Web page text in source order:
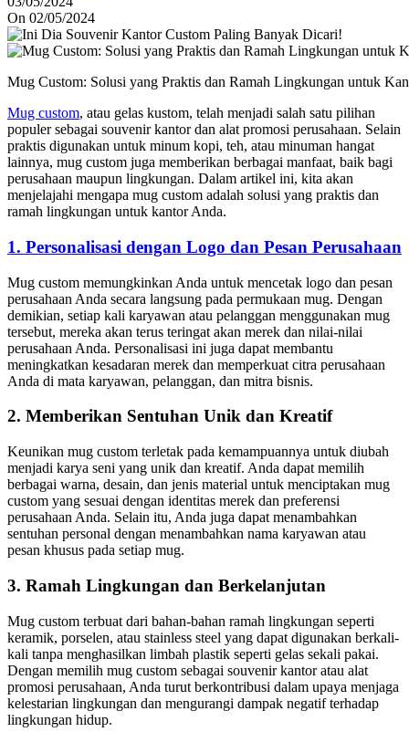
On 02/05/2024
Mug Custom: Solusi yang Praktis dan Ramah Lingkungan untuk
Mug custom, atau gelas kustom, telah menjadi salah satu pilihan
populer sebagai souvenir kantor dan alat promosi perusahaan. Selain
praktis digunakan untuk minum kopi, teh, atau minuman hangat
lainnya, mug custom juga memberikan berbagai manfaat, baik bagi
perusahaan maupun lingkungan. Dalam artikel ini, kita akan
menjelajahi mengapa mug custom adalah solusi yang praktis dan
ramah lingkungan untuk kantor Anda.
1. Personalisasi dengan Logo dan Pesan Perusahaan
Mug custom memungkinkan Anda untuk mencetak logo dan pesan
perusahaan Anda secara langsung pada permukaan mug. Dengan
demikian, setiap kali karyawan atau pelanggan menggunakan mug
tersebut, mereka akan terus teringat akan merek dan nilai-nilai
perusahaan Anda. Personalisasi ini juga dapat membantu
meningkatkan kesadaran merek dan memperkuat citra perusahaan
Anda di mata karyawan, pelanggan, dan mitra bisnis.
2. Memberikan Sentuhan Unik dan Kreatif
Keunikan mug custom terletak pada kemampuannya untuk diubah
menjadi karya seni yang unik dan kreatif. Anda dapat memilih
berbagai warna, desain, dan jenis material untuk menciptakan mug
custom yang sesuai dengan identitas merek dan preferensi
perusahaan Anda. Selain itu, Anda juga dapat menambahkan
sentuhan personal dengan menambahkan nama karyawan atau
pesan khusus pada setiap mug.
3. Ramah Lingkungan dan Berkelanjutan
Mug custom terbuat dari bahan-bahan ramah lingkungan seperti
keramik, porselen, atau stainless steel yang dapat digunakan berkali-
kali tanpa menghasilkan limbah plastik seperti gelas sekali pakai.
Dengan memilih mug custom sebagai souvenir kantor atau alat
promosi perusahaan, Anda turut berkontribusi dalam upaya menjaga
kelestarian lingkungan dan mengurangi dampak negatif terhadap
lingkungan hidup.